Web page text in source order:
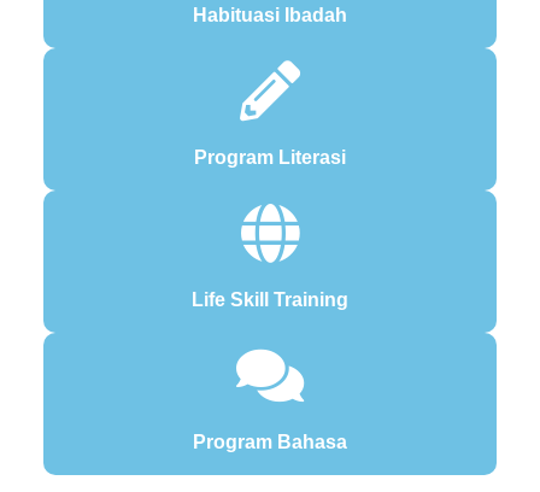
Habituasi Ibadah
Program Literasi
Life Skill Training
Program Bahasa